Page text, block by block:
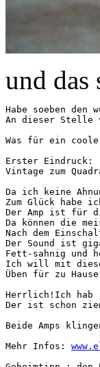
und das
Habe soeben den
An dieser Stelle
Was für ein
Erster Eindruck:
Vintage zum
Da ich keine
Zum Glück habe
Der Amp ist für
Da können die
Nach dem
Der Sound ist
Fett-sahnig und
Ich will mit
Üben für zu
Herrlich!Ich hab
Der ist schon
Beide Amps
Mehr Infos: